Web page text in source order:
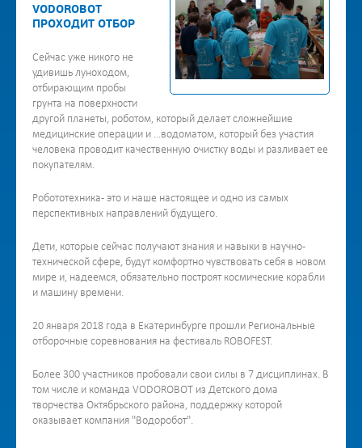
VODOROBOT
ПРОХОДИТ ОТБОР
Сейчас уже никого не
удивишь луноходом,
отбирающим пробы
грунта на поверхности
другой планеты, роботом, который делает сложнейшие
медицинские операции и ...водоматом, который без участия
человека проводит качественную очистку воды и разливает ее
покупателям.
Робототехника - это и наше настоящее и одно из самых
перспективных направлений будущего.
Дети, которые сейчас получают знания и навыки в научно-
технической сфере, будут комфортно чувствовать себя в новом
мире и, надеемся, обязательно построят космические корабли
и машину времени.
20 января 2018 года в Екатеринбурге прошли Региональные
отборочные соревнования на фестиваль ROBOFEST.
Более 300 участников пробовали свои силы в 7 дисциплинах. В
том числе и команда VODOROBOT из Детского дома
творчества Октябрьского района, поддержку которой
оказывает компания "Водоробот".